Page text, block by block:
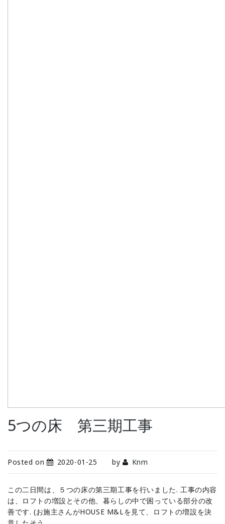
5つの床 第三期工事
Posted on 2020-01-25 by Knm
この二日間は、５つの床の第三期工事を行いました. 工事の内容
は、ロフトの増設とその他、暮らしの中で困っている部分の改
善です. (お施主さんがHOUSE M&Lを見て、ロフトの増設を決